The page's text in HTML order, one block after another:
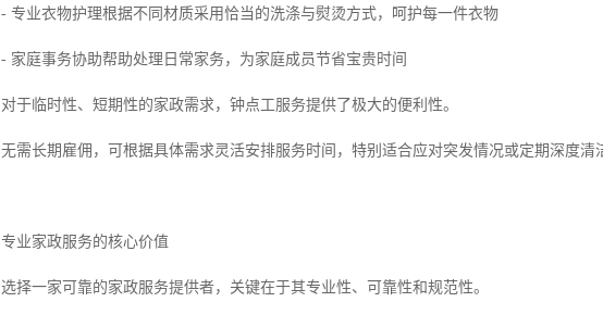
- 专业衣物护理根据不同材质采用恰当的洗涤与熨烫方式，呵护每一件衣物
- 家庭事务协助帮助处理日常家务，为家庭成员节省宝贵时间
对于临时性、短期性的家政需求，钟点工服务提供了极大的便利性。
无需长期雇佣，可根据具体需求灵活安排服务时间，特别适合应对突发情况或定期深度清
专业家政服务的核心价值
选择一家可靠的家政服务提供者，关键在于其专业性、可靠性和规范性。